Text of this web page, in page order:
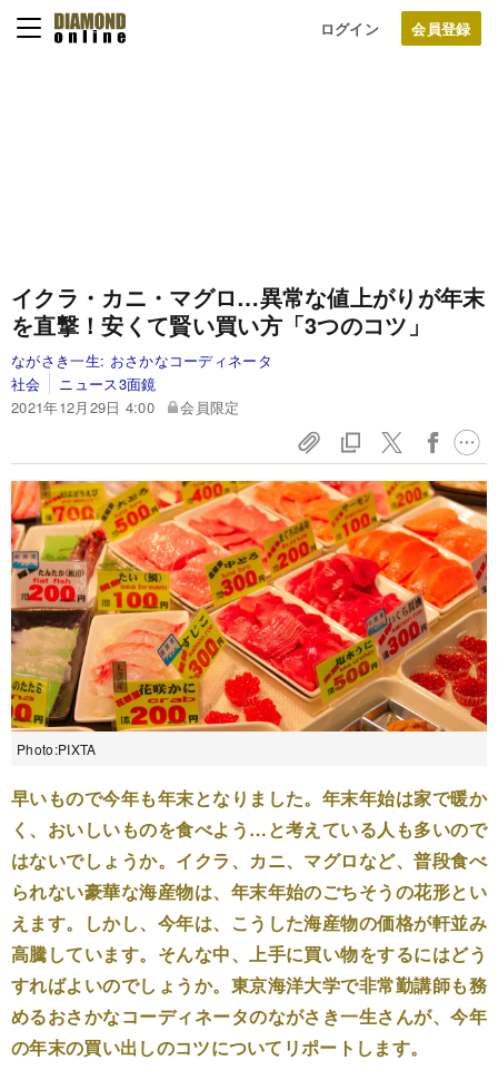
ログイン
イクラ・カニ・マグロ…異常な値上がりが年末
を直撃！安くて賢い買い方「3つのコツ」
ながさき一生: おさかなコーディネータ
社会
ニュース3面鏡
2021年12月29日 4:00
会員限定
Photo:PIXTA
早いもので今年も年末となりました。年末年始は家で暖か
く、おいしいものを食べよう…と考えている人も多いので
はないでしょうか。イクラ、カニ、マグロなど、普段食べ
られない豪華な海産物は、年末年始のごちそうの花形とい
えます。しかし、今年は、こうした海産物の価格が軒並み
高騰しています。そんな中、上手に買い物をするにはどう
すればよいのでしょうか。東京海洋大学で非常勤講師も務
めるおさかなコーディネータのながさき一生さんが、今年
の年末の買い出しのコツについてリポートします。